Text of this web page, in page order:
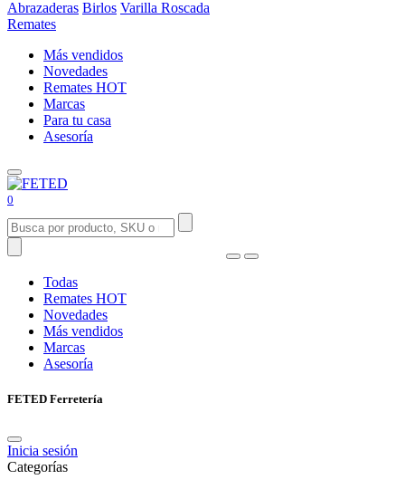
Abrazaderas Birlos Varilla Roscada
Remates
Más vendidos
Novedades
Remates HOT
Marcas
Para tu casa
Asesoría
0
Todas
Remates HOT
Novedades
Más vendidos
Marcas
Asesoría
FETED Ferretería
Inicia sesión
Categorías